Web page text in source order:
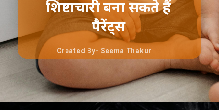
Created By- Seema Thakur
शिष्टाचारी बना सकते हैं
पैरेंट्स